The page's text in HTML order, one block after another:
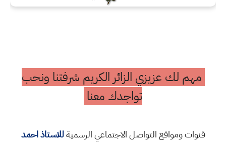
مهم لك عزيزي الزائر الكريم شرفتنا ونحب
تواجدك معنا
قنوات ومواقع التواصل الاجتماعي الرسميةللاستاذ احمد